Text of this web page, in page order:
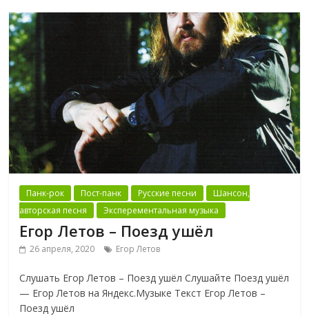
Панк-рок Пост-панк Русские песни
Шансон,
авторская песня
Эксперементальная музыка
Егор Летов – Поезд ушёл
26 апреля, 2020 Егор Летов
Слушать Егор Летов – Поезд ушёл Слушайте Поезд ушёл
— Егор Летов на Яндекс.Музыке Текст Егор Летов –
Поезд ушёл